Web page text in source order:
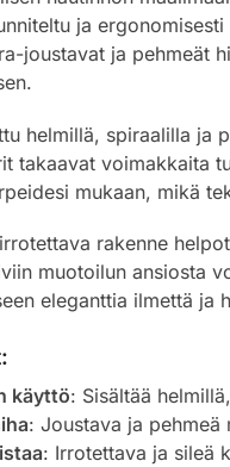
ja
joustavat ja pehmeät
helmillä, spiraalilla ja
takaavat voimakkaita
mukaan, mikä
rakenne
muotoilun ansiosta
eleganttia ilmettä ja
käyttö: Sisältää
: Joustava ja
: Irrotettava ja sileä